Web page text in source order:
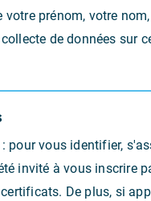
prénom, votre
de données sur
vous identifier,
invité à vous inscrire
De plus, si